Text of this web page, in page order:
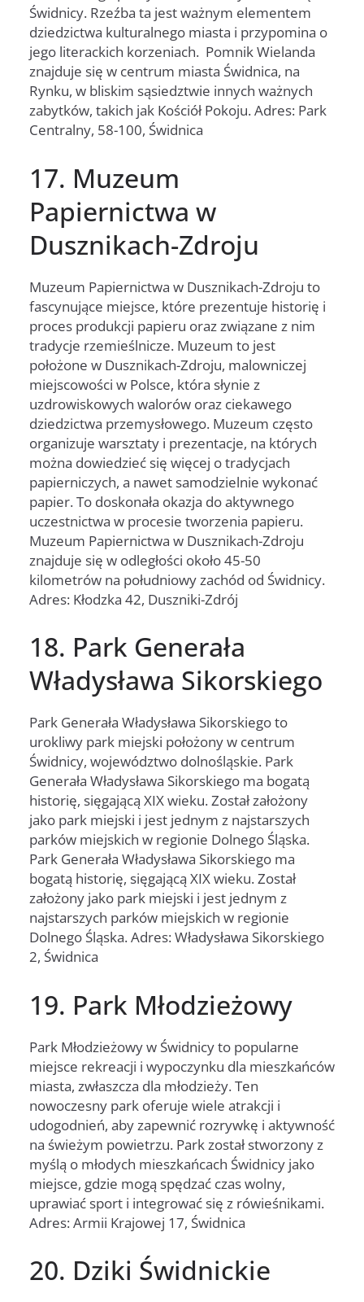
Świdnicy. Rzeźba ta jest ważnym elementem
dziedzictwa kulturalnego miasta i przypomina o
jego literackich korzeniach. Pomnik Wielanda
znajduje się w centrum miasta Świdnica, na
Rynku, w bliskim sąsiedztwie innych ważnych
zabytków, takich jak Kościół Pokoju. Adres: Park
Centralny, 58-100, Świdnica
17. Muzeum
Papiernictwa w
Dusznikach-Zdroju
Muzeum Papiernictwa w Dusznikach-Zdroju to
fascynujące miejsce, które prezentuje historię i
proces produkcji papieru oraz związane z nim
tradycje rzemieślnicze. Muzeum to jest
położone w Dusznikach-Zdroju, malowniczej
miejscowości w Polsce, która słynie z
uzdrowiskowych walorów oraz ciekawego
dziedzictwa przemysłowego. Muzeum często
organizuje warsztaty i prezentacje, na których
można dowiedzieć się więcej o tradycjach
papierniczych, a nawet samodzielnie wykonać
papier. To doskonała okazja do aktywnego
uczestnictwa w procesie tworzenia papieru.
Muzeum Papiernictwa w Dusznikach-Zdroju
znajduje się w odległości około 45-50
kilometrów na południowy zachód od Świdnicy.
Adres: Kłodzka 42, Duszniki-Zdrój
18. Park Generała
Władysława Sikorskiego
Park Generała Władysława Sikorskiego to
urokliwy park miejski położony w centrum
Świdnicy, województwo dolnośląskie. Park
Generała Władysława Sikorskiego ma bogatą
historię, sięgającą XIX wieku. Został założony
jako park miejski i jest jednym z najstarszych
parków miejskich w regionie Dolnego Śląska.
Park Generała Władysława Sikorskiego ma
bogatą historię, sięgającą XIX wieku. Został
założony jako park miejski i jest jednym z
najstarszych parków miejskich w regionie
Dolnego Śląska. Adres: Władysława Sikorskiego
2, Świdnica
19. Park Młodzieżowy
Park Młodzieżowy w Świdnicy to popularne
miejsce rekreacji i wypoczynku dla mieszkańców
miasta, zwłaszcza dla młodzieży. Ten
nowoczesny park oferuje wiele atrakcji i
udogodnień, aby zapewnić rozrywkę i aktywność
na świeżym powietrzu. Park został stworzony z
myślą o młodych mieszkańcach Świdnicy jako
miejsce, gdzie mogą spędzać czas wolny,
uprawiać sport i integrować się z rówieśnikami.
Adres: Armii Krajowej 17, Świdnica
20. Dziki Świdnickie